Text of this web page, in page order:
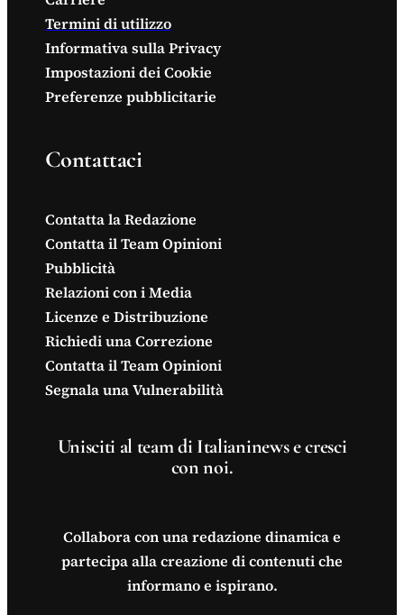
Termini di utilizzo
Informativa sulla Privacy
Impostazioni dei Cookie
Preferenze pubblicitarie
Contattaci
Contatta la Redazione
Contatta il Team Opinioni
Pubblicità
Relazioni con i Media
Licenze e Distribuzione
Richiedi una Correzione
Contatta il Team Opinioni
Segnala una Vulnerabilità
Unisciti al team di Italianinews e cresci
con noi.
Collabora con una redazione dinamica e
partecipa alla creazione di contenuti che
informano e ispirano.